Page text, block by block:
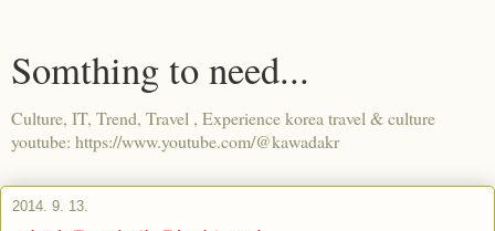
Somthing to need...
Culture, IT, Trend, Travel , Experience korea travel & culture
youtube: https://www.youtube.com/@kawadakr
2014. 9. 13.